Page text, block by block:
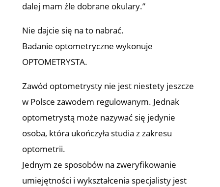
dalej mam źle dobrane okulary.”
Nie dajcie się na to nabrać.
Badanie optometryczne wykonuje
OPTOMETRYSTA.
Zawód optometrysty nie jest niestety jeszcze
w Polsce zawodem regulowanym. Jednak
optometrystą może nazywać się jedynie
osoba, która ukończyła studia z zakresu
optometrii.
Jednym ze sposobów na zweryfikowanie
umiejętności i wykształcenia specjalisty jest